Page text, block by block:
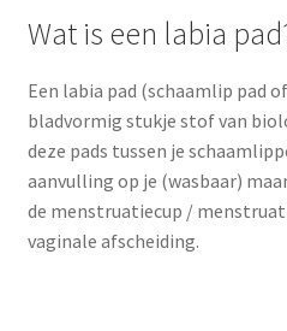
Wat is een labia
Een labia pad (schaamlip pad
bladvormig stukje stof van
deze pads tussen je
aanvulling op je (wasbaar)
de menstruatiecup /
vaginale afscheiding.